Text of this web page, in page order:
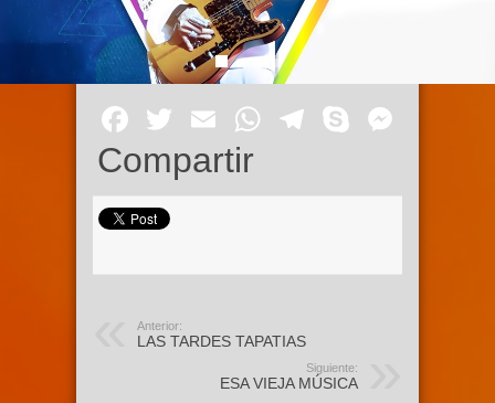
Facebook
Twitter
EmailWhatsApp
Telegram
Skype
Compartir
Anterior:
LAS TARDES TAPATIAS
Siguiente:
ESA VIEJA MÚSICA